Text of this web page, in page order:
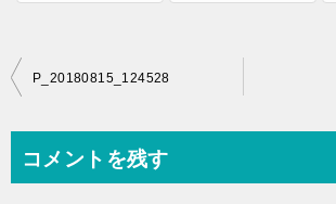
投
ビ
P_20180815_124528
コメントを残す